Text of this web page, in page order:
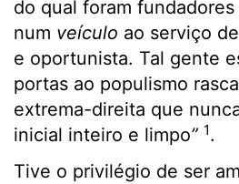
do qual foram
num veículo ao serviço
e oportunista. Tal gente
portas ao populismo
extrema-direita que
inicial inteiro e limpo” 1.
Tive o privilégio de ser